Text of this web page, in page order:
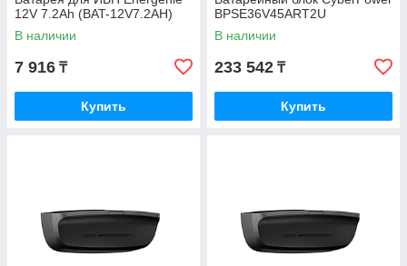
12V 7.2Ah (BAT-12V7.2AH)
В наличии
7 916 ₸
Купить
BPSE36V45ART2U
В наличии
233 542 ₸
Купить